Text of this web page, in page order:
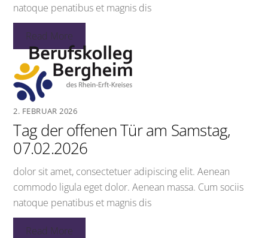
natoque penatibus et magnis dis
Read More
2. FEBRUAR 2026
Tag der offenen Tür am Samstag,
07.02.2026
dolor sit amet, consectetuer adipiscing elit. Aenean
commodo ligula eget dolor. Aenean massa. Cum sociis
natoque penatibus et magnis dis
Read More